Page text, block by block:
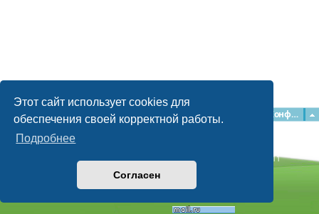
Этот сайт использует cookies для
обеспечения своей корректной работы.
Подробнее
Согласен
Главная Форумы Конфиденциальность
Наша команда
Time: 0.052s| Peak Memory Usage: 2.16 МБ | GZIP: Off |
Queries: 11
© phpBB Guru, 2004—2026
Powered by
Style byArtodia